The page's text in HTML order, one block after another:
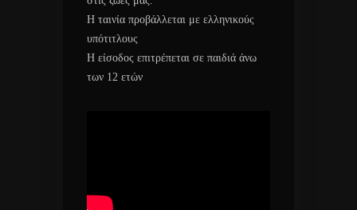
H ταινία προβάλλεται με ελληνικούς
υπότιτλους
Η είσοδος επιτρέπεται σε παιδιά άνω
των 12 ετών